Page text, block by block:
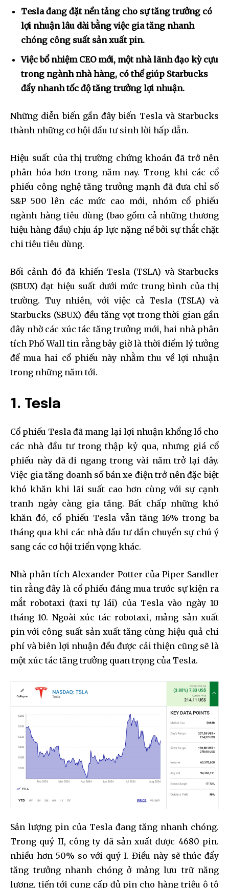
Tesla đang đặt nền tảng cho sự tăng trưởng có
lợi nhuận lâu dài bằng việc gia tăng nhanh
chóng công suất sản xuất pin.
Việc bổ nhiệm CEO mới, một nhà lãnh đạo kỳ cựu
trong ngành nhà hàng, có thể giúp Starbucks
đẩy nhanh tốc độ tăng trưởng lợi nhuận.
Những diễn biến gần đây biến Tesla và Starbucks
thành những cơ hội đầu tư sinh lời hấp dẫn.
Hiệu suất của thị trường chứng khoán đã trở nên
phân hóa hơn trong năm nay. Trong khi các cổ
phiếu công nghệ tăng trưởng mạnh đã đưa chỉ số
S&P 500 lên các mức cao mới, nhóm cổ phiếu
ngành hàng tiêu dùng (bao gồm cả những thương
hiệu hàng đầu) chịu áp lực nặng nề bởi sự thắt chặt
chi tiêu tiêu dùng.
Bối cảnh đó đã khiến Tesla (TSLA) và Starbucks
(SBUX) đạt hiệu suất dưới mức trung bình của thị
trường. Tuy nhiên, với việc cả Tesla (TSLA) và
Starbucks (SBUX) đều tăng vọt trong thời gian gần
đây nhờ các xúc tác tăng trưởng mới, hai nhà phân
tích Phố Wall tin rằng bây giờ là thời điểm lý tưởng
để mua hai cổ phiếu này nhằm thu về lợi nhuận
trong những năm tới.
1. Tesla
Cổ phiếu Tesla đã mang lại lợi nhuận khổng lồ cho
các nhà đầu tư trong thập kỷ qua, nhưng giá cổ
phiếu này đã đi ngang trong vài năm trở lại đây.
Việc gia tăng doanh số bán xe điện trở nên đặc biệt
khó khăn khi lãi suất cao hơn cùng với sự cạnh
tranh ngày càng gia tăng. Bất chấp những khó
khăn đó, cổ phiếu Tesla vẫn tăng 16% trong ba
tháng qua khi các nhà đầu tư dần chuyển sự chú ý
sang các cơ hội triển vọng khác.
Nhà phân tích Alexander Potter của Piper Sandler
tin rằng đây là cổ phiếu đáng mua trước sự kiện ra
mắt robotaxi (taxi tự lái) của Tesla vào ngày 10
tháng 10. Ngoài xúc tác robotaxi, mảng sản xuất
pin với công suất sản xuất tăng cùng hiệu quả chi
phí và biên lợi nhuận đều được cải thiện cũng sẽ là
một xúc tác tăng trưởng quan trọng của Tesla.
Sản lượng pin của Tesla đang tăng nhanh chóng.
Trong quý II, công ty đã sản xuất được 4680 pin.
nhiều hơn 50% so với quý I. Điều này sẽ thúc đẩy
tăng trưởng nhanh chóng ở mảng lưu trữ năng
lượng, tiến tới cung cấp đủ pin cho hàng triệu ô tô